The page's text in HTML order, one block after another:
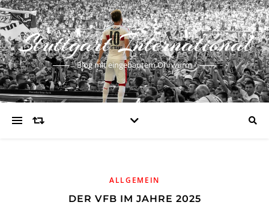
Stuttgart International
Blog mit eingebautem Ohrwurm
ALLGEMEIN
DER VFB IM JAHRE 2025